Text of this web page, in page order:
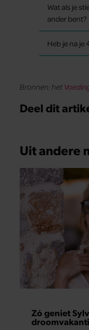
Wat als je
ander bent?
Heb je na je
Bronnen: het
Deel dit
Uit andere
Zó geniet